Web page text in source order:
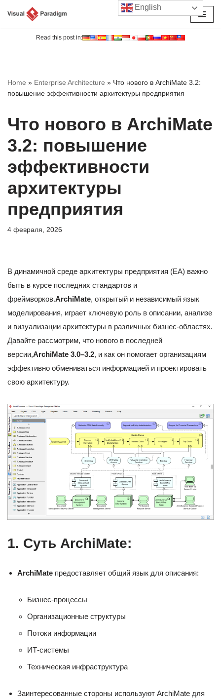
Read this post in:
Home » Enterprise Architecture » Что нового в ArchiMate 3.2:
повышение эффективности архитектуры предприятия
Что нового в ArchiMate
3.2: повышение
эффективности
архитектуры
предприятия
4 февраля, 2026
В динамичной среде архитектуры предприятия (EA) важно
быть в курсе последних стандартов и
фреймворков.ArchiMate, открытый и независимый язык
моделирования, играет ключевую роль в описании, анализе
и визуализации архитектуры в различных бизнес-областях.
Давайте рассмотрим, что нового в последней
версии,ArchiMate 3.0–3.2, и как он помогает организациям
эффективно обмениваться информацией и проектировать
свою архитектуру.
1. Суть ArchiMate:
ArchiMate предоставляет общий язык для описания:
Бизнес-процессы
Организационные структуры
Потоки информации
ИТ-системы
Техническая инфраструктура
Заинтересованные стороны используют ArchiMate для
English